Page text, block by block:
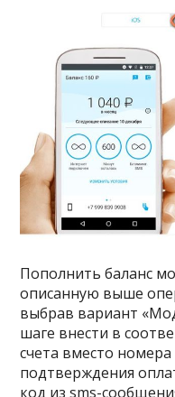
Пополнить баланс
описанную выше
выбрав вариант
шаге внести в
счета вместо
подтверждения
код из sms-